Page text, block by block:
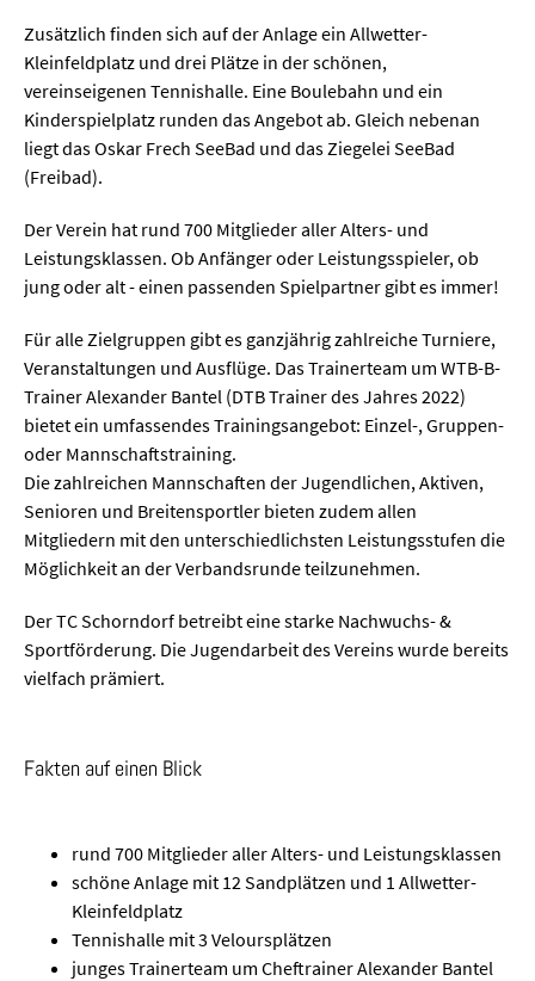
Zusätzlich finden sich auf der Anlage ein Allwetter-
Kleinfeldplatz und drei Plätze in der schönen,
vereinseigenen Tennishalle. Eine Boulebahn und ein
Kinderspielplatz runden das Angebot ab. Gleich nebenan
liegt das Oskar Frech SeeBad und das Ziegelei SeeBad
(Freibad) .
Der Verein hat rund 700 Mitglieder aller Alters- und
Leistungsklassen. Ob Anfänger oder Leistungsspieler, ob
jung oder alt - einen passenden Spielpartner gibt es immer!
Für alle Zielgruppen gibt es ganzjährig zahlreiche Turniere,
Veranstaltungen und Ausflüge. Das Trainerteam um WTB-B-
Trainer Alexander Bantel (DTB Trainer des Jahres 2022)
bietet ein umfassendes Trainingsangebot: Einzel-, Gruppen-
oder Mannschaftstraining.
Die zahlreichen Mannschaften der Jugendlichen, Aktiven,
Senioren und Breitensportler bieten zudem allen
Mitgliedern mit den unterschiedlichsten Leistungsstufen die
Möglichkeit an der Verbandsrunde teilzunehmen.
Der TC Schorndorf betreibt eine starke Nachwuchs- &
Sportförderung. Die Jugendarbeit des Vereins wurde bereits
vielfach prämiert.
Fakten auf einen Blick
rund 700 Mitglieder aller Alters- und Leistungsklassen
schöne Anlage mit 12 Sandplätzen und 1 Allwetter-
Kleinfeldplatz
Tennishalle mit 3 Veloursplätzen
junges Trainerteam um Cheftrainer Alexander Bantel